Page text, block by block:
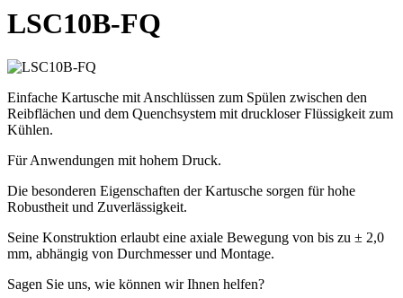
LSC10B-FQ
Einfache Kartusche mit Anschlüssen zum Spülen zwischen den
Reibflächen und dem Quenchsystem mit druckloser Flüssigkeit zum
Kühlen.
Für Anwendungen mit hohem Druck.
Die besonderen Eigenschaften der Kartusche sorgen für hohe
Robustheit und Zuverlässigkeit.
Seine Konstruktion erlaubt eine axiale Bewegung von bis zu ± 2,0
mm, abhängig von Durchmesser und Montage.
Sagen Sie uns, wie können wir Ihnen helfen?